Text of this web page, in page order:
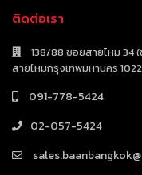
ติดต่อเรา
138/88 ซอยสายไหม 34
สายไหมกรุงเทพมหานคร
091-778-5424
02-057-5424